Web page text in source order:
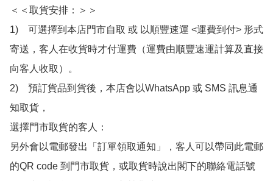
＜＜取貨安排：＞＞
1)　可選擇到本店門市自取 或 以順豐速運 <運費到付> 形式
寄送，客人在收貨時才付運費（運費由順豐速運計算及直接
向客人收取）。
2)　預訂貨品到貨後，本店會以WhatsApp 或 SMS 訊息通
知取貨，
選擇門市取貨的客人：
另外會以電郵發出「訂單領取通知」，客人可以帶同此電郵
的QR code 到門市取貨，或取貨時說出閣下的聯絡電話號